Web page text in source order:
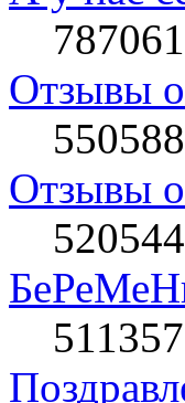
787061
Отзывы
550588
Отзывы
520544
511357